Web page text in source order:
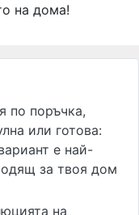
на дома!
по поръчка,
или готова:
е най-
за твоя дом
на